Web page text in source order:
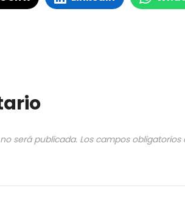
será publicada. Los campos